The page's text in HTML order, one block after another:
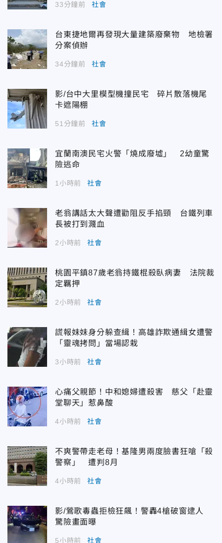
33分鐘前 社會
台東捷地爾再發現大量建築廢棄物 地檢署
分案偵辦
34分鐘前 社會
影/台中大里模型機撞民宅 碎片散落機尾
卡遮陽棚
51分鐘前 社會
宜蘭南澳民宅火警「燒成廢墟」 2幼童驚
險逃命
1小時前 社會
老翁講話太大聲遭勸阻反手掐頸 台鐵列車
長被打到濺血
2小時前 社會
桃園平鎮87歲老翁持鐵棍殺臥病妻 法院裁
定羈押
2小時前 社會
謊報妹妹身分躲查緝！高雄詐欺通緝女遭警
「靈魂拷問」當場認栽
3小時前 社會
心痛父親節！中和媳婦遭殺害 慈父「赴靈
堂聊天」惹鼻酸
4小時前 社會
不爽警帶走老母！基隆男兩度臉書狂嗆「殺
警察」 遭判8月
4小時前 社會
影/鶯歌毒蟲拒檢狂飆！警轟4槍破窗逮人
驚險畫面曝
5小時前 社會